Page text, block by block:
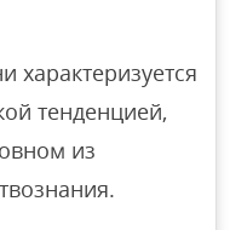
тенденцией,
из